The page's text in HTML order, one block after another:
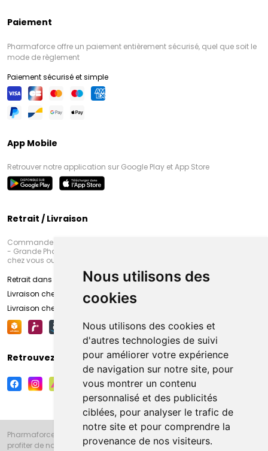
Nous utilisons des
cookies
Nous utilisons des cookies et
d'autres technologies de suivi
pour améliorer votre expérience
de navigation sur notre site, pour
vous montrer un contenu
personnalisé et des publicités
ciblées, pour analyser le trafic de
notre site et pour comprendre la
provenance de nos visiteurs.
Paiement
Pharmaforce offre un paiement entièrement sécurisé, quel que soit le
mode de règlement
Paiement sécurisé et simple
App Mobile
Retrouver notre application sur Google Play et App Store
Retrait / Livraison
Commandez en ligne et venez chercher votre commande à Amiens
- Grande Pharmacie d’Amiens (Fachon) ou recevez-là rapidement
chez vous ou en point retrait
Retrait dans la pharmacie d’Amiens
Livraison chez vous
Livraison chez votre commerçant
Retrouvez-nous sur vos réseaux sociaux
Pharmaforce.fr et la Grande Pharmacie d’Amiens vous souhaitent de
profiter de notre accueil, de nos conseils pharmaceutiques,